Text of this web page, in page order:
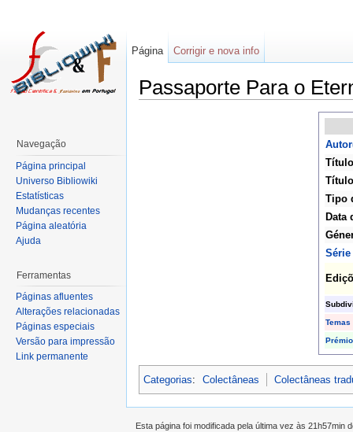
Passaporte Para o
Tipo
Data
Série
Temas
Categorias: Colectâneas Colectâneas
Página Corrigir e nova info
Navegação
Página principal
Universo Bibliowiki
Estatísticas
Mudanças recentes
Página aleatória
Ajuda
Ferramentas
Páginas afluentes
Alterações relacionadas
Páginas especiais
Versão para impressão
Link permanente
Esta página foi modificada pela última vez às 21h57min